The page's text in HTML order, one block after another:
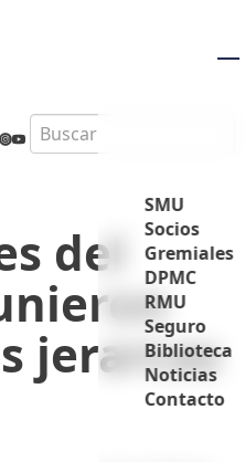
Search
SMU
Socios
Gremiales
DPMC
RMU
Seguro
Biblioteca
Noticias
Contacto
del
jerarcas